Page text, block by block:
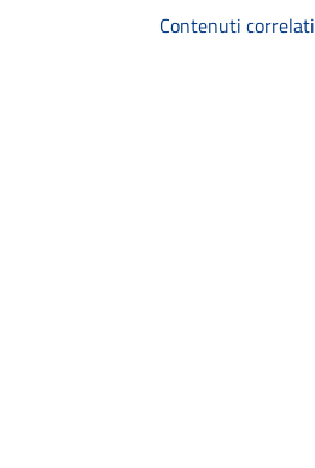
Contenuti correlati